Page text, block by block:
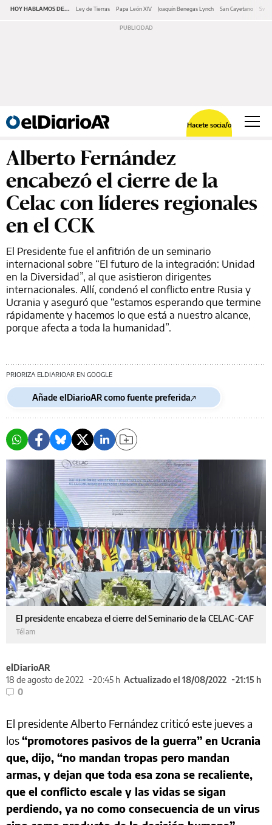
HOY HABLAMOS DE... Ley de Tierras Papa León XIV Joaquín Benegas Lynch San Cayetano
Hacete socia/o
Alberto Fernández
encabezó el cierre de la
Celac con líderes regionales
en el CCK
El Presidente fue el anfitrión de un seminario
internacional sobre “El futuro de la integración: Unidad
en la Diversidad”, al que asistieron dirigentes
internacionales. Allí, condenó el conflicto entre Rusia y
Ucrania y aseguró que “estamos esperando que termine
rápidamente y hacemos lo que está a nuestro alcance,
porque afecta a toda la humanidad”.
PRIORIZA ELDIARIOAR EN GOOGLE
Añade elDiarioAR como fuente preferida
El presidente encabeza el cierre del Seminario de la CELAC-CAF
Télam
elDiarioAR
18 de agosto de 2022
20:45 h Actualizado el 18/08/2022
21:15 h
0
El presidente Alberto Fernández criticó este jueves a
los“promotores pasivos de la guerra” en Ucrania
que, dijo, “no mandan tropas pero mandan
armas, y dejan que toda esa zona se recaliente,
que el conflicto escale y las vidas se sigan
perdiendo, ya no como consecuencia de un virus